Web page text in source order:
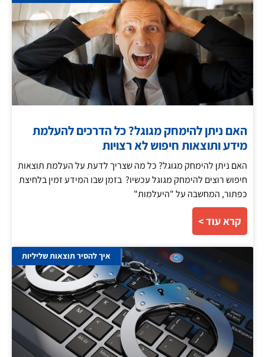
האם ניתן להימחק מגוגל? כל הדרכים להעלמת
מידע ותוצאות חיפוש לא רצויות
האם ניתן להימחק מגוגל? כל מה שצריך לדעת על העלמת תוצאות
חיפוש רוצים להימחק מגוגל עכשיו? בזמן שבו המידע זמין בלחיצת
כפתור, המחשבה על "היעלמות"
קרא עוד >
איך להסיר תוצאות שליליות